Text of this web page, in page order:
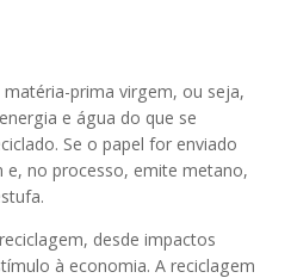
prima virgem, ou seja,
e água do que se
Se o papel for enviado
e, no processo, emite metano,
desde impactos
à economia. A reciclagem